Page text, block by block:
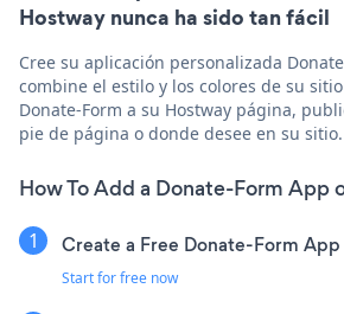
Hostway nunca ha sido tan fácil
Cree su aplicación personalizada
combine el estilo y los colores de su
Donate-Form a su Hostway página,
pie de página o donde desee en su sitio.
How To Add a Donate-Form App
Create a Free Donate-Form App
Start for free now